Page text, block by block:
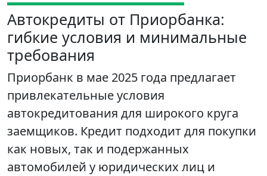
Автокредиты от Приорбанка:
гибкие условия и минимальные
требования
Приорбанк в мае 2025 года предлагает
привлекательные условия
автокредитования для широкого круга
заемщиков. Кредит подходит для покупки
как новых, так и подержанных
автомобилей у юридических лиц и